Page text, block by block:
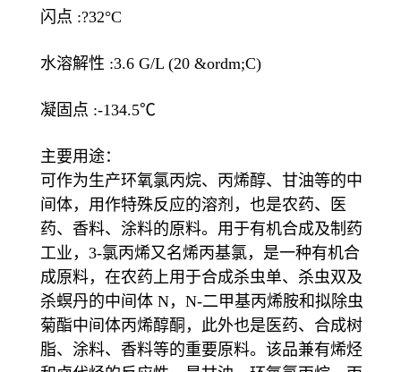
闪点 :?32°C
水溶解性 :3.6 G/L (20 &ordm;C)
凝固点 :-134.5℃
主要用途：
可作为生产环氧氯丙烷、丙烯醇、甘油等的中
间体，用作特殊反应的溶剂，也是农药、医
药、香料、涂料的原料。用于有机合成及制药
工业，3-氯丙烯又名烯丙基氯，是一种有机合
成原料，在农药上用于合成杀虫单、杀虫双及
杀螟丹的中间体 N，N-二甲基丙烯胺和拟除虫
菊酯中间体丙烯醇酮，此外也是医药、合成树
脂、涂料、香料等的重要原料。该品兼有烯烃